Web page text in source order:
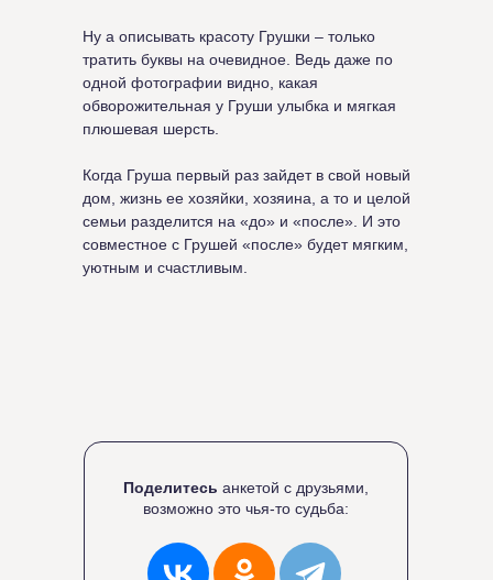
Ну а описывать красоту Грушки – только
тратить буквы на очевидное. Ведь даже по
одной фотографии видно, какая
обворожительная у Груши улыбка и мягкая
плюшевая шерсть.
Когда Груша первый раз зайдет в свой новый
дом, жизнь ее хозяйки, хозяина, а то и целой
семьи разделится на «до» и «после». И это
совместное с Грушей «после» будет мягким,
уютным и счастливым.
Поделитесь анкетой с друзьями,
возможно это чья-то судьба: